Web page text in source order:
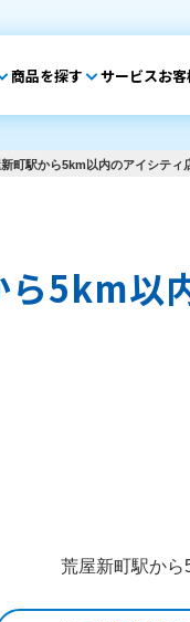
商品を探す サービスお
町駅から5km以内のアイシティ
ら5km以
荒屋新町駅から